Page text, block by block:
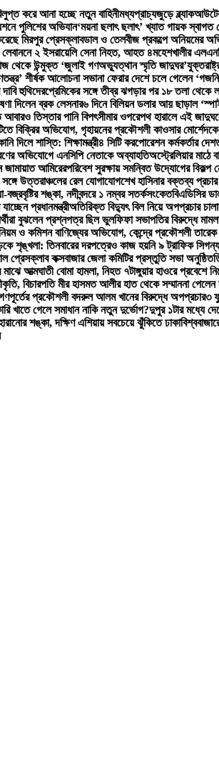
করে আনা হচ্ছে নতুন বাহিনীমধ্যপ্রাচ্যজুড়ে
পুলিশের অভিযান‘ময়না ছলাৎ ছলাৎ’ খ্যাত গায়ক স্বাগত
মিরপুর প্রেসক্লাবডাল ও তেলবীজ প্রকল্পে অনিয়মের
লেবাননে ২ ইসরায়েলি সেনা নিহত, আহত ৪মহেশখালীর
থেকে উন্মুক্ত ‘জুলাই গণঅভ্যুত্থান স্মৃতি জাদুঘর’
শীর্ষক আলোচনা সভানা ফেরার দেশে চলে গেলেন
হুথিদেরপ্রেমিকের সঙ্গে তীব্র ঝগড়ার পর ১৮ তলা
দিলেন ব্রক লেসনার৬ দিনে বিলিয়ন ডলার আয় ছাড়াল
আবারও তিস্তার পানি বিপৎসীমার ওপরেপথ হারালে এই
বিক্রির অভিযোগ, গৃহায়নের প্রকৌশলী কাওসার
দিলে শাস্তি: শিক্ষামন্ত্রী৪ সিটি করপোরেশন কর্মকর্তার
অভিযোগে এনসিপি নেতাকে অব্যাহতিঅস্ট্রেলিয়ার মাঠে
আমিরেরপরিবেশ সুরক্ষায় সমন্বিত উদ্যোগের বিকল্প
উত্তরাঞ্চলের রেল যোগাযোগশেখ হাসিনার বক্তব্য
শঙ্কা, নদীবন্দরে ১ নম্বর সতর্কসংকেতবিএডিসির
প্রধানমন্ত্রীঅতিরিক্ত বিদ্যুৎ বিল নিয়ে অপপ্রচার
বুঝলেন প্রশ্নপত্র ছিল ভুলফিফা সভাপতির বিরুদ্ধে
ও কমিশন বাণিজ্যের অভিযোগ, কেন্দ্রে প্রকৌশলী
শৃঙ্খলা: তিনবারের দরপত্রেও কাজ হয়নি ৯ ট্রাফিক
প্রেসক্লাব কক্সবাজার জেলা কমিটির প্রস্তুতি সভা অনুষ্ঠিত
আত্মঘাতী বোমা হামলা, নিহত ৭টাঙ্গুয়ার হাওরে প্রবেশে
বিচারপতি মীর হাসমত আলীর হাত থেকে সম্মাননা
প্রকৌশলী বদরুল আলম খানের বিরুদ্ধে অপপ্রচার৩
খাতে গেলে সমাধান নাকি নতুন দুর্ভোগ?দুপুর ১টার মধ্যে
শঙ্কা, দক্ষিণ এশিয়ায় সবচেয়ে ঝুঁকিতে ঢাকা